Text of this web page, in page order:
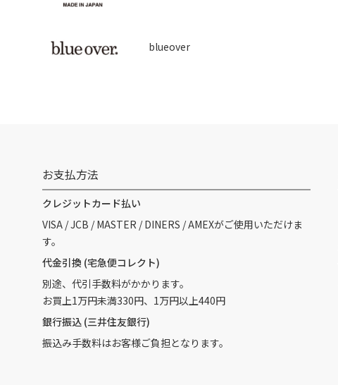
blueover
お支払方法
クレジットカード払い
VISA / JCB / MASTER / DINERS / AMEXがご使用いただけま
す。
代金引換 (宅急便コレクト)
別途、代引手数料がかかります。
お買上1万円未満330円、1万円以上440円
銀行振込 (三井住友銀行)
振込み手数料はお客様ご負担となります。